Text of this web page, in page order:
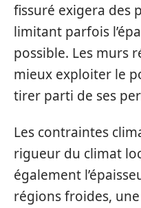
fissuré exigera des
limitant parfois
possible. Les murs
mieux exploiter le
tirer parti de ses
Les contraintes
rigueur du climat
également
régions froides,